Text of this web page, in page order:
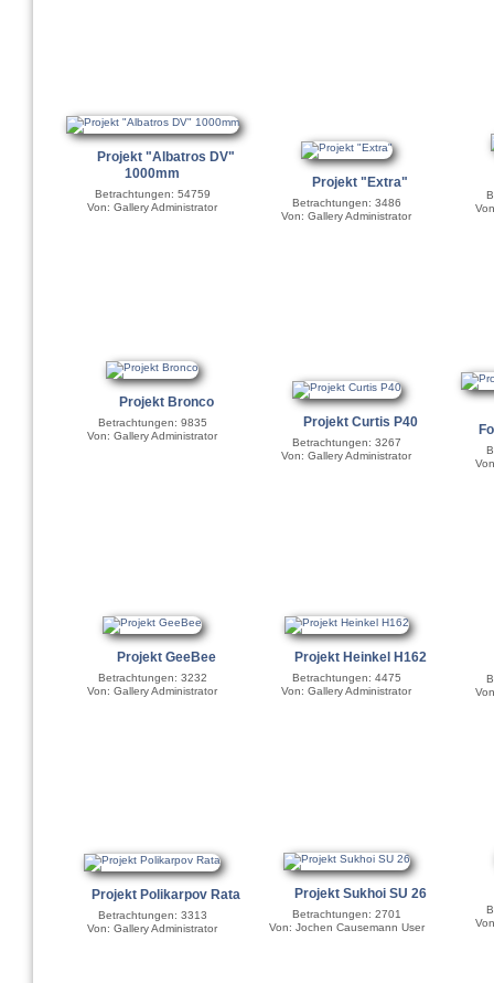
Projekt "Albatros DV"
1000mm
Betrachtungen: 54759
Von: Gallery Administrator
Projekt "Extra"
Betrachtungen: 3486
Von: Gallery Administrator
Projekt Bronco
Betrachtungen: 9835
Von: Gallery Administrator
Projekt Curtis P40
Betrachtungen: 3267
Von: Gallery Administrator
Projekt GeeBee
Betrachtungen: 3232
Von: Gallery Administrator
Projekt Heinkel H162
Betrachtungen: 4475
Von: Gallery Administrator
Projekt Polikarpov Rata
Betrachtungen: 3313
Von: Gallery Administrator
Projekt Sukhoi SU 26
Betrachtungen: 2701
Von: Jochen Causemann User